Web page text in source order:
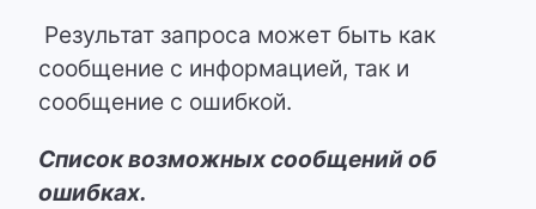
Результат запроса может быть как
сообщение с информацией, так и
сообщение с ошибкой.
Список возможных сообщений об
ошибках.